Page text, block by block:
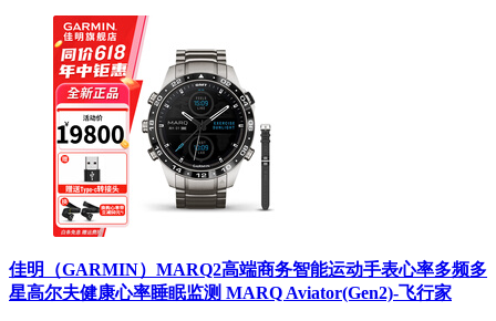
佳明（GARMIN）MARQ2高端商务智能运动手表心率多频多
星高尔夫健康心率睡眠监测 MARQ Aviator(Gen2)-飞行家